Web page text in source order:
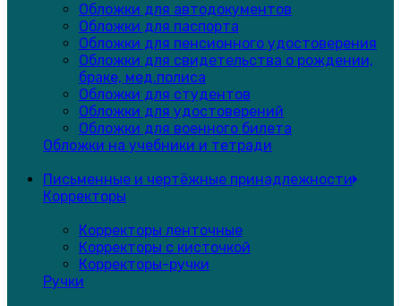
Обложки для автодокументов
Обложки для паспорта
Обложки для пенсионного удостоверения
Обложки для свидетельства о рождении,
браке, мед.полиса
Обложки для студентов
Обложки для удостоверений
Обложки для военного билета
Обложки на учебники и тетради
Письменные и чертёжные принадлежности
Корректоры
Корректоры ленточные
Корректоры с кисточкой
Корректоры-ручки
Ручки